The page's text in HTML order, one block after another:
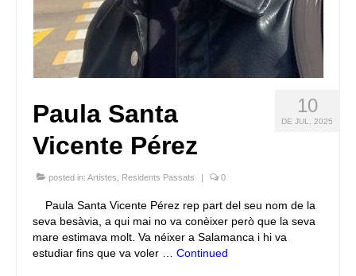
10
DE JUL. 2025
Paula Santa
Vicente Pérez
posted in: Artistes Residents Passats | 0
Paula Santa Vicente Pérez rep part del seu nom de la
seva besàvia, a qui mai no va conèixer però que la seva
mare estimava molt. Va néixer a Salamanca i hi va
estudiar fins que va voler … Continued